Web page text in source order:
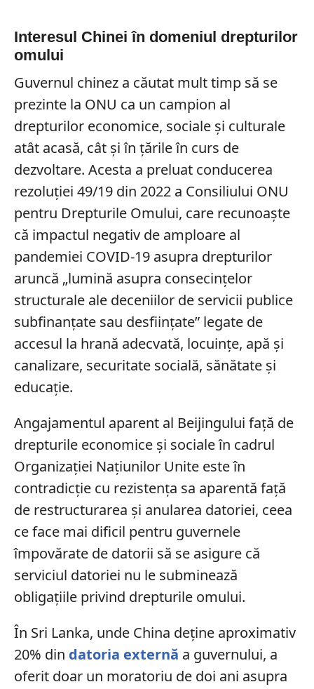
Interesul Chinei în domeniul drepturilor
omului
Guvernul chinez a căutat mult timp să se
prezinte la ONU ca un campion al
drepturilor economice, sociale și culturale
atât acasă, cât și în țările în curs de
dezvoltare. Acesta a preluat conducerea
rezoluției 49/19 din 2022 a Consiliului ONU
pentru Drepturile Omului, care recunoaște
că impactul negativ de amploare al
pandemiei COVID-19 asupra drepturilor
aruncă „lumină asupra consecințelor
structurale ale deceniilor de servicii publice
subfinanțate sau desființate” legate de
accesul la hrană adecvată, locuințe, apă și
canalizare, securitate socială, sănătate și
educație.
Angajamentul aparent al Beijingului față de
drepturile economice și sociale în cadrul
Organizației Națiunilor Unite este în
contradicție cu rezistența sa aparentă față
de restructurarea și anularea datoriei, ceea
ce face mai dificil pentru guvernele
împovărate de datorii să se asigure că
serviciul datoriei nu le subminează
obligațiile privind drepturile omului.
În Sri Lanka, unde China deține aproximativ
20% din datoria externă a guvernului, a
oferit doar un moratoriu de doi ani asupra